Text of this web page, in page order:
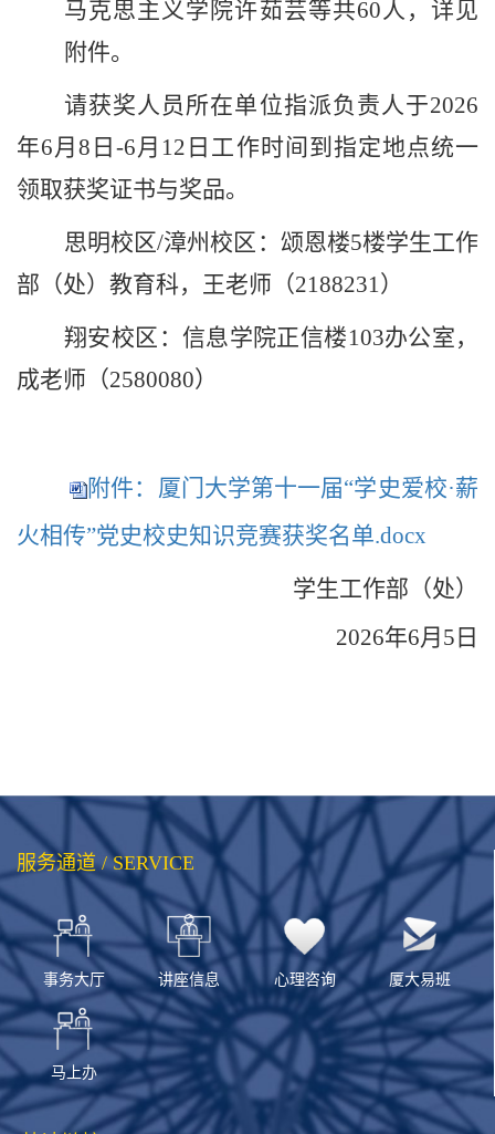
马克思主义学院许茹芸等共60人，详见
附件。
请获奖人员所在单位指派负责人于2026
年6月8日-6月12日工作时间到指定地点统一
领取获奖证书与奖品。
思明校区/漳州校区：颂恩楼5楼学生工作
部（处）教育科，王老师（2188231）
翔安校区：信息学院正信楼103办公室，
成老师（2580080）
附件：厦门大学第十一届“学史爱校·薪
火相传”党史校史知识竞赛获奖名单.docx
学生工作部（处）
2026年6月 5 日
服务通道 / SERVICE
事务大厅 讲座信息 心理咨询 厦大易班
马上办